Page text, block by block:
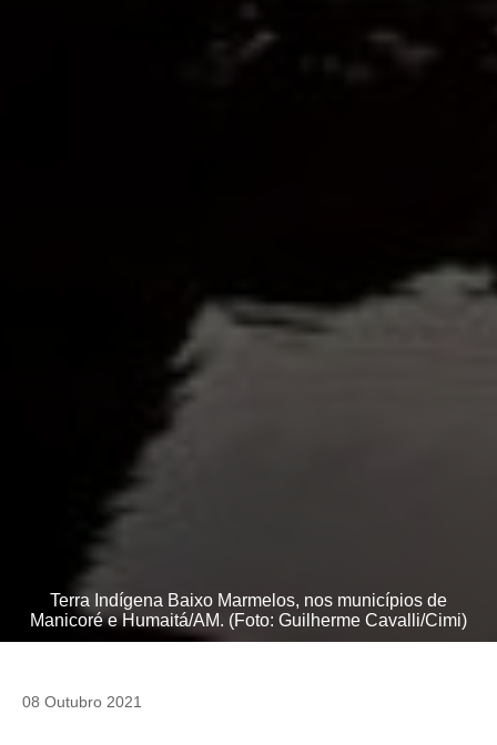
Terra Indígena Baixo Marmelos, nos municípios de
Manicoré e Humaitá/AM. (Foto: Guilherme Cavalli/Cimi)
08 Outubro 2021